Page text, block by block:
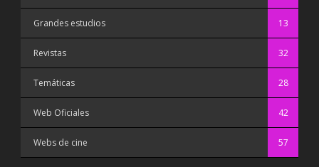
Grandes estudios 13
Revistas 32
Temáticas 28
Web Oficiales 42
Webs de cine 57